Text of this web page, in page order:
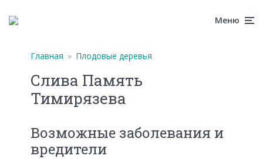
Меню
Главная » Плодовые деревья
Слива Память
Тимирязева
Возможные заболевания и
вредители